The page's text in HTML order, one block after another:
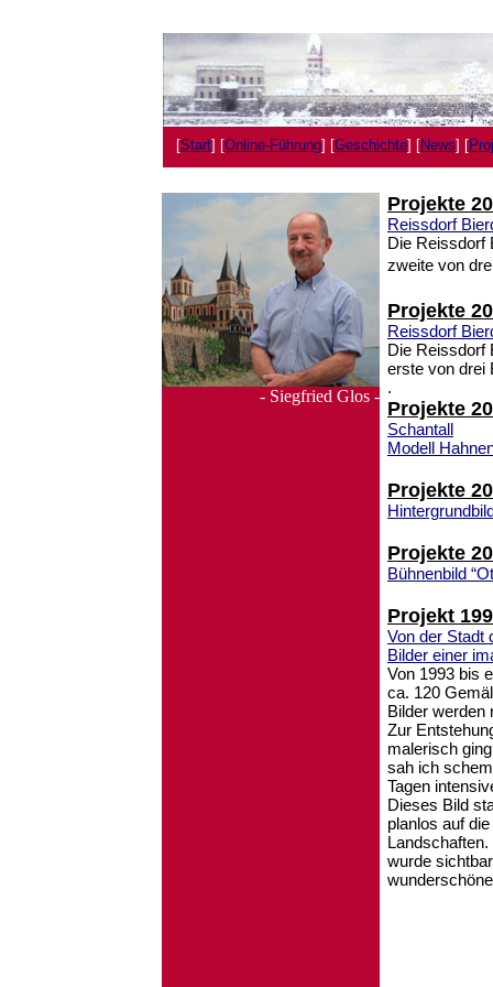
[Start] [Online-Führung] [Geschichte] [News] [
- Siegfried Glos -
Projekte
Reissdorf
Die Reissdorf
zweite von
Projekte
Reissdorf
Die Reissdorf
erste von drei
.
Projekte
Schantall
Modell
Projekte
Projekte
Bühnenbild
Projekt
Von der Stadt
Bilder einer
Von 1993 bis
ca. 120
Bilder werden
Zur
malerisch
sah ich
Tagen
Dieses Bild
planlos auf
wurde